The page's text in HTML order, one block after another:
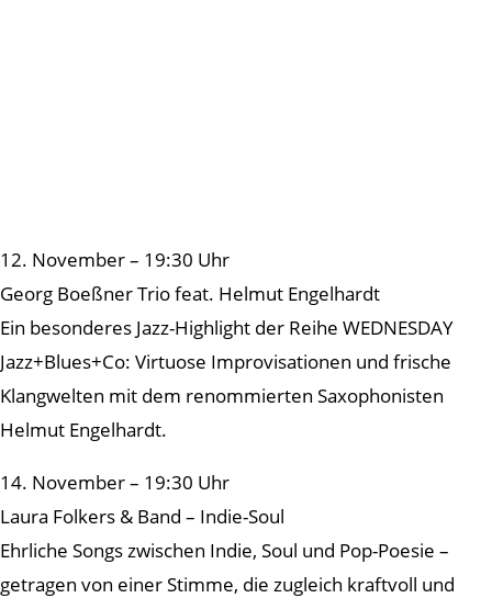
12. November – 19:30 Uhr
Georg Boeßner Trio feat. Helmut Engelhardt
Ein besonderes Jazz-Highlight der Reihe WEDNESDAY
Jazz+Blues+Co: Virtuose Improvisationen und frische
Klangwelten mit dem renommierten Saxophonisten
Helmut Engelhardt.
14. November – 19:30 Uhr
Laura Folkers & Band – Indie-Soul
Ehrliche Songs zwischen Indie, Soul und Pop-Poesie –
getragen von einer Stimme, die zugleich kraftvoll und